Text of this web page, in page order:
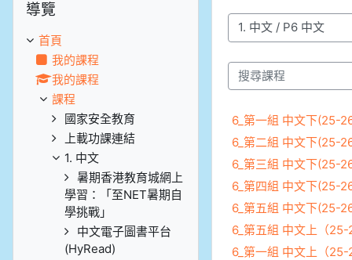
課程類別
搜尋課程
6_第一組 中文下(25-
6_第二組 中文下(25-
6_第三組 中文下(25-
6_第四組 中文下(25-
6_第五組 中文下(25-
6_第五組 中文上（25-
6_第一組 中文上（25-
導覽
首頁
我的課程
我的課程
課程
國家安全教育
上載功課連結
1. 中文
暑期香港教育城網上
學習：「至NET暑期自
學挑戰」
中文電子圖書平台
(HyRead)